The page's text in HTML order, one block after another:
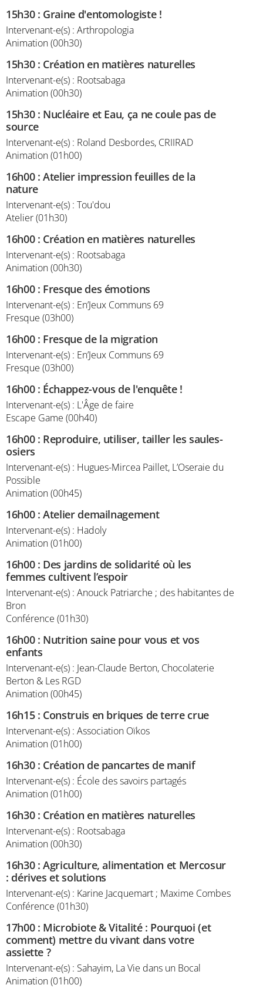
15h30: Graine d'entomologiste !
Intervenant-e(s) : Arthropologia
Animation (00h30)
15h30: Création en matières naturelles
Intervenant-e(s) : Rootsabaga
Animation (00h30)
15h30: Nucléaire et Eau, ça ne coule pas de
source
Intervenant-e(s) : Roland Desbordes, CRIIRAD
Animation (01h00)
16h00:Atelier impression feuilles de la
nature
Intervenant-e(s) : Tou'dou
Atelier (01h30)
16h00: Création en matières naturelles
Intervenant-e(s) : Rootsabaga
Animation (00h30)
16h00: Fresque des émotions
Intervenant-e(s) : En’Jeux Communs 69
Fresque (03h00)
16h00: Fresque de la migration
Intervenant-e(s) : En’Jeux Communs 69
Fresque (03h00)
16h00: Échappez-vous de l'enquête !
Intervenant-e(s) : L'Âge de faire
Escape Game (00h40)
16h00: Reproduire, utiliser, tailler les saules-
osiers
Intervenant-e(s) : Hugues-Mircea Paillet, L’Oseraie du
Possible
Animation (00h45)
16h00:Atelier demailnagement
Intervenant-e(s) : Hadoly
Animation (01h00)
16h00: Des jardins de solidarité où les
femmes cultivent l’espoir
Intervenant-e(s) : Anouck Patriarche ; des habitantes de
Bron
Conférence (01h30)
16h00: Nutrition saine pour vous et vos
enfants
Intervenant-e(s) : Jean-Claude Berton, Chocolaterie
Berton & Les RGD
Animation (00h45)
16h15: Construis en briques de terre crue
Intervenant-e(s) : Association Oïkos
Animation (01h00)
16h30: Création de pancartes de manif
Intervenant-e(s) : École des savoirs partagés
Animation (01h00)
16h30: Création en matières naturelles
Intervenant-e(s) : Rootsabaga
Animation (00h30)
16h30:Agriculture, alimentation et Mercosur
: dérives et solutions
Intervenant-e(s) : Karine Jacquemart ; Maxime Combes
Conférence (01h30)
17h00: Microbiote & Vitalité : Pourquoi (et
comment) mettre du vivant dans votre
assiette ?
Intervenant-e(s) : Sahayim, La Vie dans un Bocal
Animation (01h00)